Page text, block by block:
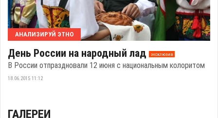
АНАЛИЗИРУЙ ЭТНО
День России на народный лад эксклюзив
В России отпраздновали 12 июня с национальным колоритом
18.06.2015 11:12
ГАЛЕРЕИ